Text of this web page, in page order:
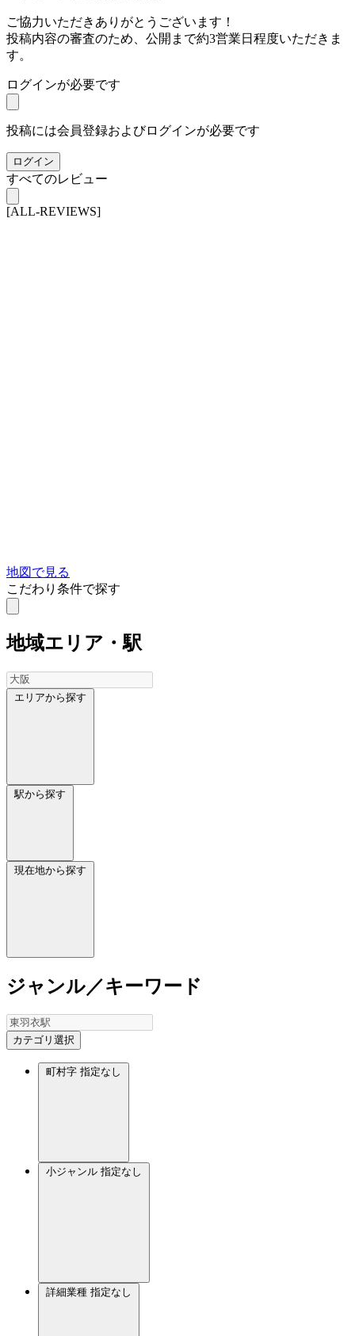
ご協力いただきありがとうございます！
投稿内容の審査のため、公開まで約3営業日程度いただきま
す。
ログインが必要です
投稿には会員登録およびログインが必要です
ログイン
すべてのレビュー
[ALL-REVIEWS]
地図で見る
こだわり条件で探す
地域エリア・駅
エリアから探す
駅から探す
現在地から探す
ジャンル／キーワード
カテゴリ選択
町村字 指定なし
小ジャンル 指定なし
詳細業種 指定なし